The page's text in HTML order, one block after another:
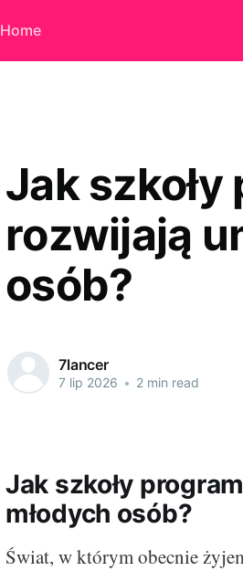
Home
Jak
rozwijają
osób?
7lancer
7 lip 2026 • 2 min read
Jak szkoły
młodych osób?
Świat, w którym obecnie